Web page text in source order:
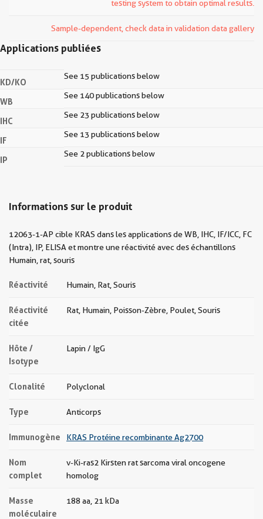
testing system to obtain optimal results.
Sample-dependent, check data in validation data gallery
Applications publiées
KD/KO
See 15 publications below
WB
See 140 publications below
IHC
See 23 publications below
IF
See 13 publications below
IP
See 2 publications below
Informations sur le produit
12063-1-AP cible KRAS dans les applications de WB, IHC, IF/ICC, FC
(Intra), IP, ELISA et montre une réactivité avec des échantillons
Humain, rat, souris
Réactivité Humain, Rat, Souris
Réactivité
citée
Rat, Humain, Poisson-Zèbre, Poulet, Souris
Hôte /
Isotype
Lapin / IgG
Clonalité Polyclonal
Type Anticorps
Immunogène KRAS Protéine recombinante Ag2700
Nom
complet
v-Ki-ras2 Kirsten rat sarcoma viral oncogene
homolog
Masse
moléculaire
188 aa, 21 kDa